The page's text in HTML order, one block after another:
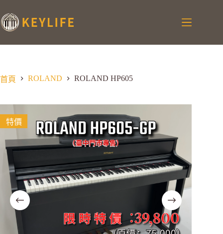
首頁 ROLAND ROLAND HP605
特價